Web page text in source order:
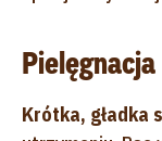
Pielęgnacja
Krótka, gładka